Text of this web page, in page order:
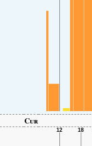
Cur